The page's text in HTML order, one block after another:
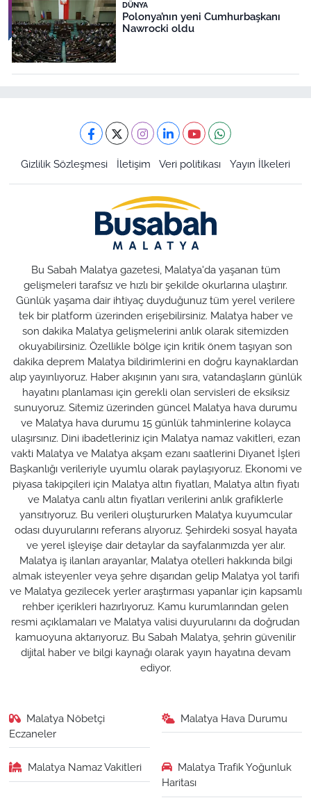
DÜNYA
Polonya’nın yeni Cumhurbaşkanı
Nawrocki oldu
Gizlilik Sözleşmesi İletişim Veri politikası Yayın İlkeleri
Bu Sabah Malatya gazetesi, Malatya'da yaşanan tüm
gelişmeleri tarafsız ve hızlı bir şekilde okurlarına ulaştırır.
Günlük yaşama dair ihtiyaç duyduğunuz tüm yerel verilere
tek bir platform üzerinden erişebilirsiniz. Malatya haber ve
son dakika Malatya gelişmelerini anlık olarak sitemizden
okuyabilirsiniz. Özellikle bölge için kritik önem taşıyan son
dakika deprem Malatya bildirimlerini en doğru kaynaklardan
alıp yayınlıyoruz. Haber akışının yanı sıra, vatandaşların günlük
hayatını planlaması için gerekli olan servisleri de eksiksiz
sunuyoruz. Sitemiz üzerinden güncel Malatya hava durumu
ve Malatya hava durumu 15 günlük tahminlerine kolayca
ulaşırsınız. Dini ibadetleriniz için Malatya namaz vakitleri, ezan
vakti Malatya ve Malatya akşam ezanı saatlerini Diyanet İşleri
Başkanlığı verileriyle uyumlu olarak paylaşıyoruz. Ekonomi ve
piyasa takipçileri için Malatya altın fiyatları, Malatya altın fiyatı
ve Malatya canlı altın fiyatları verilerini anlık grafiklerle
yansıtıyoruz. Bu verileri oluştururken Malatya kuyumcular
odası duyurularını referans alıyoruz. Şehirdeki sosyal hayata
ve yerel işleyişe dair detaylar da sayfalarımızda yer alır.
Malatya iş ilanları arayanlar, Malatya otelleri hakkında bilgi
almak isteyenler veya şehre dışarıdan gelip Malatya yol tarifi
ve Malatya gezilecek yerler araştırması yapanlar için kapsamlı
rehber içerikleri hazırlıyoruz. Kamu kurumlarından gelen
resmi açıklamaları ve Malatya valisi duyurularını da doğrudan
kamuoyuna aktarıyoruz. Bu Sabah Malatya, şehrin güvenilir
dijital haber ve bilgi kaynağı olarak yayın hayatına devam
ediyor.
Malatya Nöbetçi
Eczaneler
Malatya Hava Durumu
Malatya Namaz Vakitleri
Malatya Trafik Yoğunluk
Haritası